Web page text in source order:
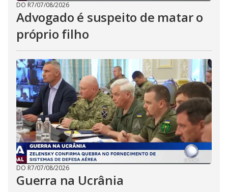
DO R7/07/08/2026
Advogado é suspeito de matar o
próprio filho
DO R7/07/08/2026
Guerra na Ucrânia